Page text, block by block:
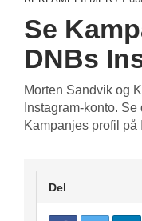
Se
DNBs
Morten Sandvik og
Instagram-konto.
Kampanjes profil på
Del